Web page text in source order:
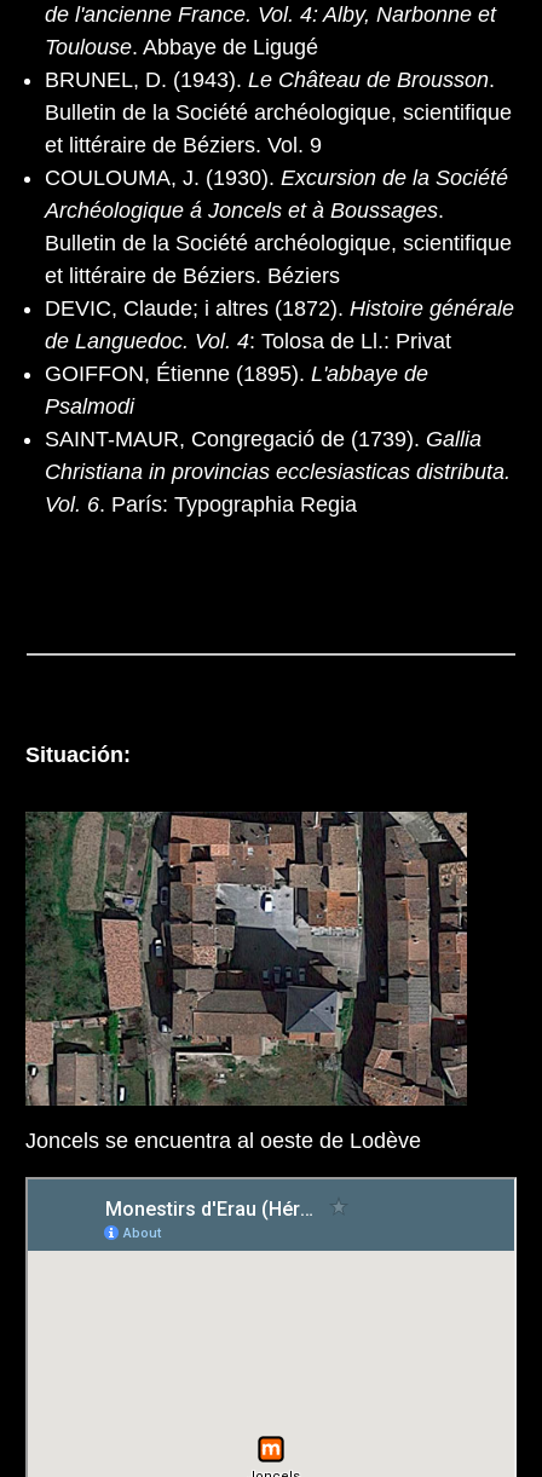
de l'ancienne France. Vol. 4: Alby, Narbonne et
Toulouse. Abbaye de Ligugé
BRUNEL, D. (1943). Le Château de Brousson.
Bulletin de la Société archéologique, scientifique
et littéraire de Béziers. Vol. 9
COULOUMA, J. (1930). Excursion de la Société
Archéologique á Joncels et à Boussages.
Bulletin de la Société archéologique, scientifique
et littéraire de Béziers. Béziers
DEVIC, Claude; i altres (1872). Histoire générale
de Languedoc. Vol. 4: Tolosa de Ll.: Privat
GOIFFON, Étienne (1895). L'abbaye de
Psalmodi
SAINT-MAUR, Congregació de (1739). Gallia
Christiana in provincias ecclesiasticas distributa.
Vol. 6. París: Typographia Regia
Situación:
Joncels se encuentra al oeste de Lodève